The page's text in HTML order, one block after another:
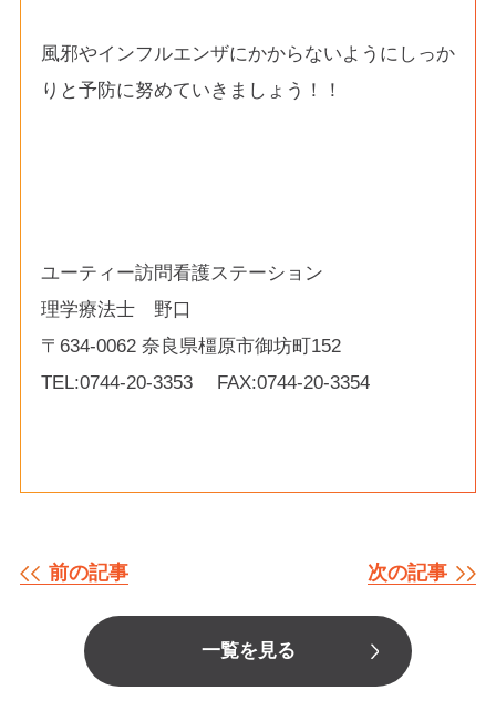
風邪やインフルエンザにかからないようにしっか
りと予防に努めていきましょう！！
ユーティー訪問看護ステーション
理学療法士 野口
〒634-0062 奈良県橿原市御坊町152
TEL:0744-20-3353 FAX:0744-20-3354
前の記事
一覧を見る
次の記事